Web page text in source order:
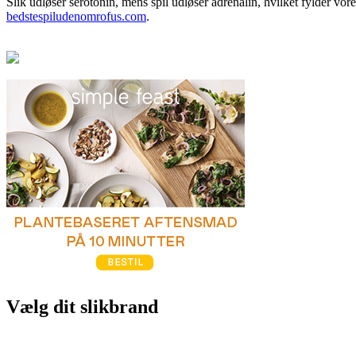
bedstespiludenomrofus.com.
Vælg dit slikbrand